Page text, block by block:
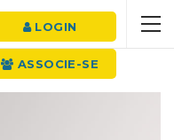
LOGIN
ASSOCIE-SE